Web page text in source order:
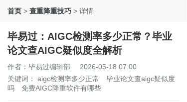
首页 > 查重降重技巧 > 详情
毕易过：AIGC检测率多少正常？毕业
论文查AIGC疑似度全解析
作者：毕易过编辑部
2026-05-18 07:00
关键词： aigc检测率多少正常
毕业论文查aigc疑似度
吗
免费AIGC降重软件有哪些